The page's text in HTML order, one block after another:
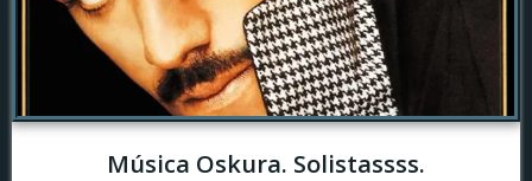
Música Oskura. Solistassss.